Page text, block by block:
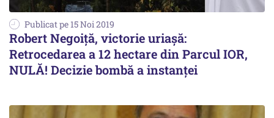
Publicat pe 15 Noi 2019
Robert Negoiță, victorie uriașă:
Retrocedarea a 12 hectare din Parcul IOR,
NULĂ! Decizie bombă a instanței